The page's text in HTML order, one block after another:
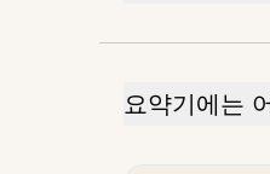
요약기에는